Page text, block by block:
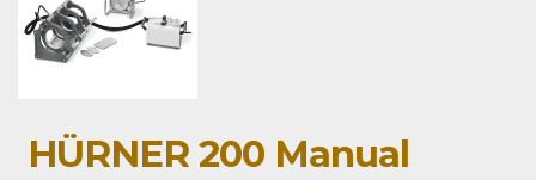
HÜRNER 200 Manual